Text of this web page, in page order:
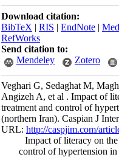
Download citation:
BibTeX|RIS|EndNote|
RefWorks
Send citation to:
Mendeley
Zotero
Veghari G, Sedaghat M,
Angizeh A, et al . Impact of
treatment and control of
(northern Iran). Caspian J
URL:http://caspjim.com/
Impact of literacy on
control of hypertension